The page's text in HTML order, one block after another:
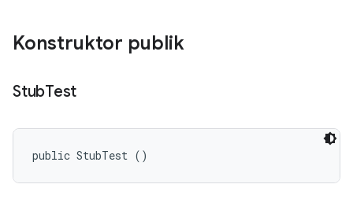
Konstruktor publik
StubTest
public StubTest ()